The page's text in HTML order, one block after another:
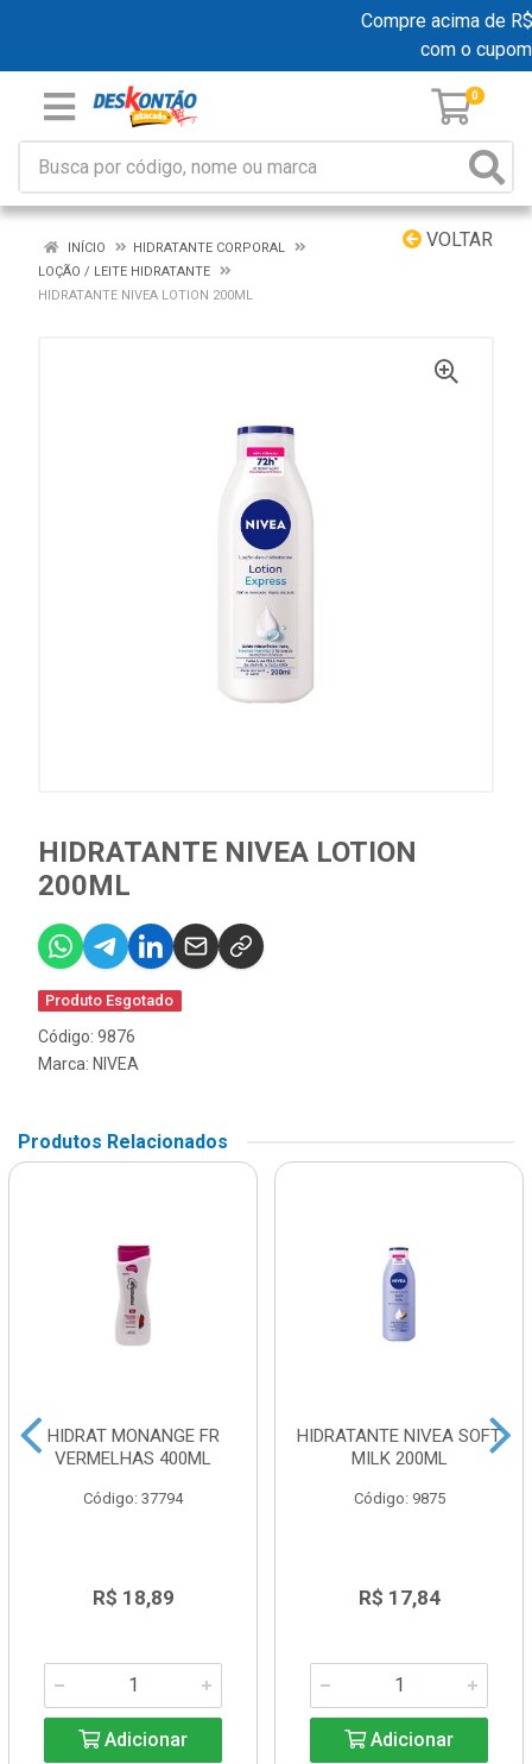
Compre acima de
com o cupom
0
VOLTAR
INÍCIO
HIDRATANTE CORPORAL
LOÇÃO / LEITE HIDRATANTE
HIDRATANTE NIVEA LOTION 200ML
HIDRATANTE NIVEA LOTION
200ML
Produto Esgotado
Código: 9876
Marca: NIVEA
Produtos Relacionados
HIDRAT MONANGE FR
VERMELHAS 400ML
Código: 37794
R$ 18,89
Adicionar
HIDRATANTE NIVEA SOFT
MILK 200ML
Código: 9875
R$ 17,84
Adicionar